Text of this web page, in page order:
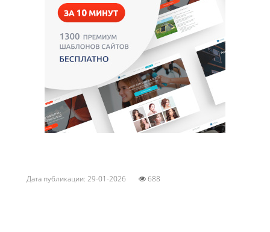
Дата публикации: 29-01-2026 688